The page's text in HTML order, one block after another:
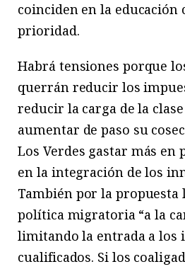
coinciden en la educación
prioridad.
Habrá tensiones porque
querrán reducir los
reducir la carga de la
aumentar de paso su
Los Verdes gastar más en
en la integración de los
También por la propuesta
política migratoria “a la
limitando la entrada a los
cualificados. Si los